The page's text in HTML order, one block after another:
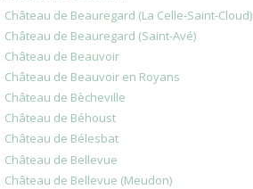
Château de Beauregard (La Celle-Saint-Cloud)
Château de Beauregard (Saint-Avé)
Château de Beauvoir
Château de Beauvoir en Royans
Château de Bècheville
Château de Béhoust
Château de Bélesbat
Château de Bellevue
Château de Bellevue (Meudon)